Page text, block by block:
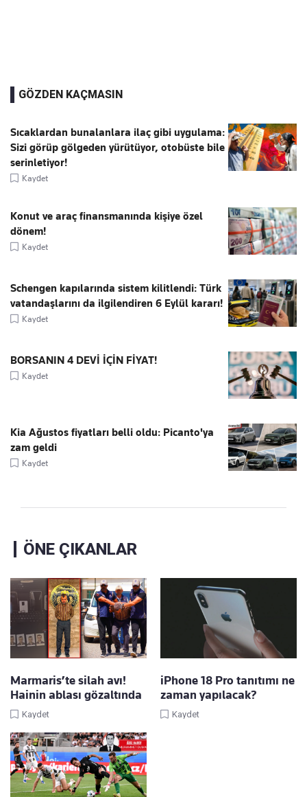
GÖZDEN KAÇMASIN
Sıcaklardan bunalanlara ilaç gibi uygulama:
Sizi görüp gölgeden yürütüyor, otobüste bile
serinletiyor!
Kaydet
Konut ve araç finansmanında kişiye özel
dönem!
Kaydet
Schengen kapılarında sistem kilitlendi: Türk
vatandaşlarını da ilgilendiren 6 Eylül kararı!
Kaydet
BORSANIN 4 DEVİ İÇİN FİYAT!
Kaydet
Kia Ağustos fiyatları belli oldu: Picanto'ya
zam geldi
Kaydet
ÖNE ÇIKANLAR
Marmaris’te silah avı!
Hainin ablası gözaltında
Kaydet
iPhone 18 Pro tanıtımı ne
zaman yapılacak?
Kaydet